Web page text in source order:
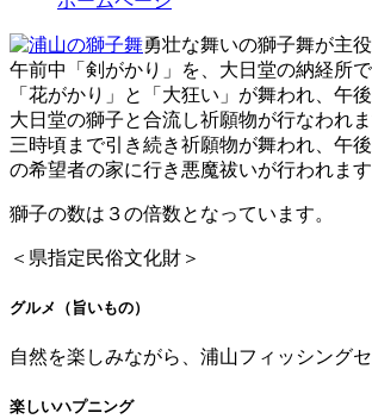
勇壮な舞いの獅子舞が主
午前中「剣がかり」を、大日堂の納経所
「花がかり」と「大狂い」が舞われ、午
大日堂の獅子と合流し祈願物が行なわれ
三時頃まで引き続き祈願物が舞われ、午
の希望者の家に行き悪魔祓いが行われます
獅子の数は３の倍数となっています。
＜県指定民俗文化財＞
グルメ（旨いもの）
自然を楽しみながら、浦山フィッシングセ
楽しいハプニング